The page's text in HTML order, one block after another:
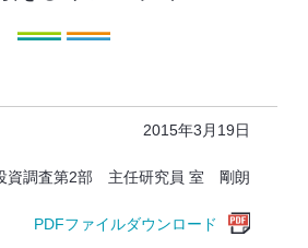
2015年3月19日
資調査第2部 主任研究員 室 剛朗
PDFファイルダウンロード